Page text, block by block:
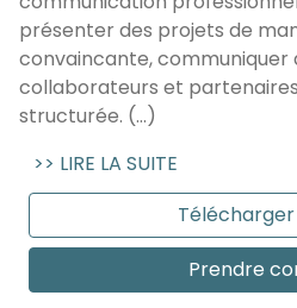
présenter des projets de
convaincante, communiquer
collaborateurs et
structurée. (...)
>> LIRE LA SUITE
Télécharger
Prendre